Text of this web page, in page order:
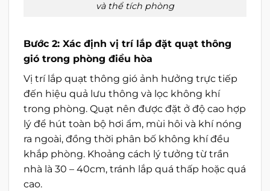
và thể tích phòng
Bước 2: Xác định vị trí lắp đặt quạt thông
gió trong phòng điều hòa
Vị trí lắp quạt thông gió ảnh hưởng trực tiếp
đến hiệu quả lưu thông và lọc không khí
trong phòng. Quạt nên được đặt ở độ cao hợp
lý để hút toàn bộ hơi ẩm, mùi hôi và khí nóng
ra ngoài, đồng thời phân bố không khí đều
khắp phòng. Khoảng cách lý tưởng từ trần
nhà là 30 – 40cm, tránh lắp quá thấp hoặc quá
cao.